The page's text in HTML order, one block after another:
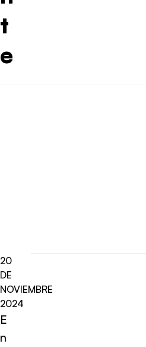
t
e
20
DE
NOVIEMBRE
2024
E
n